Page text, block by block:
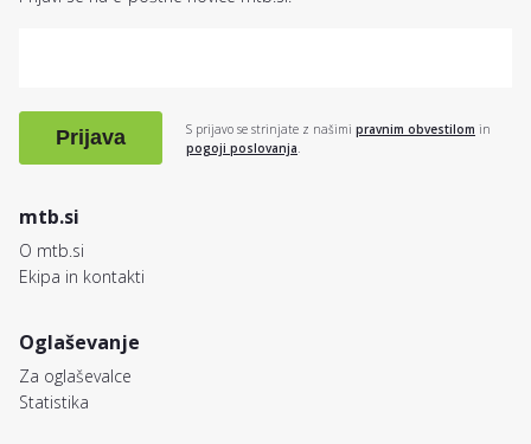
mtb.si
O mtb.si
Ekipa in kontakti
Oglaševanje
Za oglaševalce
Statistika
Prijava S prijavo se strinjate z našimi pravnim obvestilom in
pogoji poslovanja